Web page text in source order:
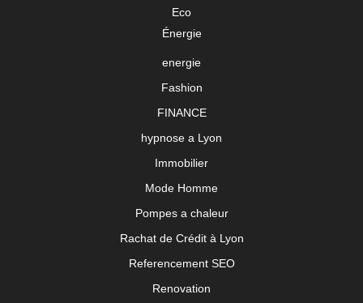
Eco
Énergie
energie
Fashion
FINANCE
hypnose a Lyon
Immobilier
Mode Homme
Pompes a chaleur
Rachat de Crédit à Lyon
Referencement SEO
Renovation